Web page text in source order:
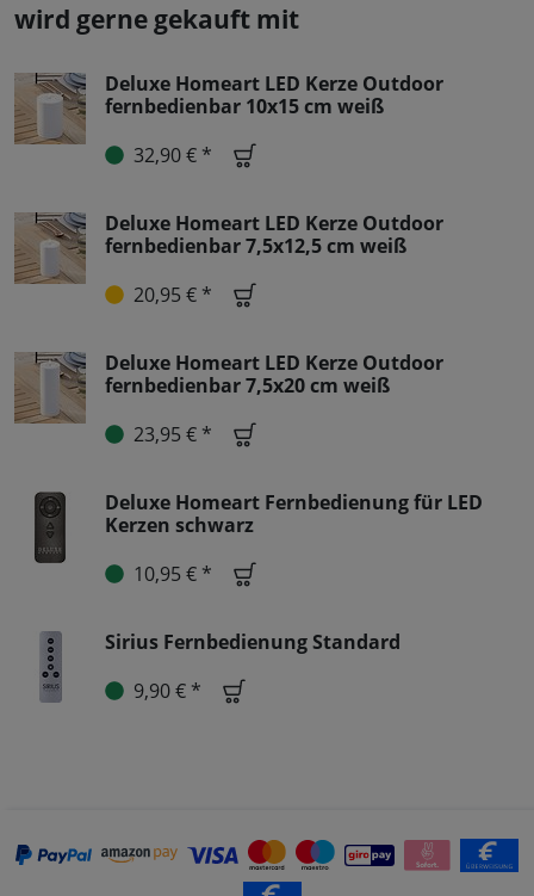
wird gerne gekauft mit
Deluxe Homeart LED Kerze Outdoor
fernbedienbar 10x15 cm weiß
32,90 € *
Deluxe Homeart LED Kerze Outdoor
fernbedienbar 7,5x12,5 cm weiß
20,95 € *
Deluxe Homeart LED Kerze Outdoor
fernbedienbar 7,5x20 cm weiß
23,95 € *
Deluxe Homeart Fernbedienung für LED
Kerzen schwarz
10,95 € *
Sirius Fernbedienung Standard
9,90 € *